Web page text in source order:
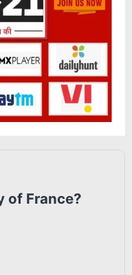
of France?